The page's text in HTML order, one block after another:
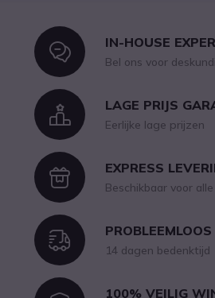
IconIN-HOUSE
Bel ons voor
IconLAGE PRIJS
Eerlijke lage prijzen
IconEXPRESS
Beschikbaar voor
Icon14 dagen bedenktijd
100% VEILIG